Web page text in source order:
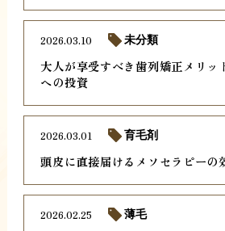
大人が享受すべき歯列矯正メリッ
への投資
2026.03.10 未分類
頭皮に直接届けるメソセラピーの
2026.03.01 育毛剤
2026.02.25 薄毛